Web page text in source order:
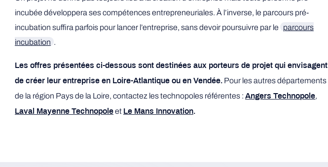
incubée développera ses compétences entrepreneuriales. À l’inverse, le parcours pré-
incubation suffira parfois pour lancer l’entreprise, sans devoir poursuivre par le
parcours
incubation .
Les offres présentées ci-dessous sont destinées aux porteurs de projet qui envisagent
de créer leur entreprise en Loire-Atlantique ou en Vendée. Pour les autres départements
de la région Pays de la Loire, contactez les technopoles référentes : Angers Technopole,
Laval Mayenne Technopole et Le Mans Innovation.